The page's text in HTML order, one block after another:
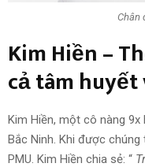
Chân
Kim Hiền –
cả tâm
Kim Hiền, một cô nàng
Bắc Ninh. Khi được
PMU. Kim Hiền chia sẻ: “